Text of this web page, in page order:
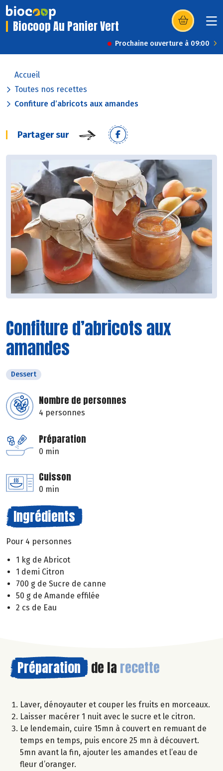
Biocoop Au Panier Vert (s’ouvre dans
Prochaine ouverture à 09:00
Accueil
Toutes nos recettes
Confiture d’abricots aux amandes
Partager sur
Confiture d’abricots aux
amandes
Dessert
Nombre de personnes
4 personnes
Préparation
0 min
Cuisson
0 min
Ingrédients
Pour 4 personnes
1 kg de Abricot
1 demi Citron
700 g de Sucre de canne
50 g de Amande effilée
2 cs de Eau
Préparation de la recette
Laver, dénoyauter et couper les fruits en morceaux.
Laisser macérer 1 nuit avec le sucre et le citron.
Le lendemain, cuire 15mn à couvert en remuant de
temps en temps, puis encore 25 mn à découvert.
5mn avant la fin, ajouter les amandes et l’eau de
fleur d’oranger.